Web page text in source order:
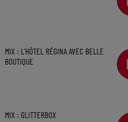
MIX : L'HÔTEL RÉGINA AVEC BELLE
BOUTIQUE
MIX : GLITTERBOX